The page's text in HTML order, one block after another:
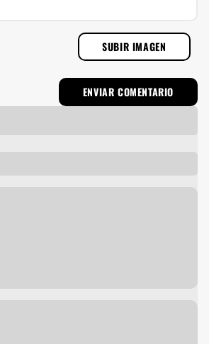
SUBIR IMAGEN